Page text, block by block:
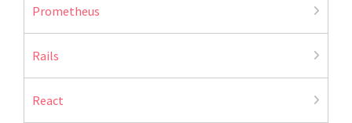
Prometheus
Rails
React